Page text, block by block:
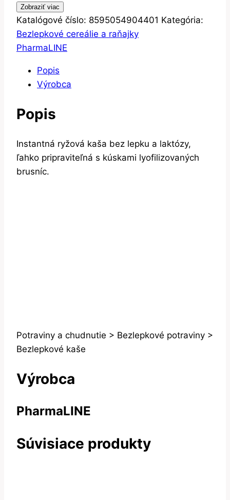
Zobraziť viac
Katalógové číslo: 8595054904401 Kategória:
Bezlepkové cereálie a raňajky
PharmaLINE
Popis
Výrobca
Popis
Instantná ryžová kaša bez lepku a laktózy,
ľahko pripraviteľná s kúskami lyofilizovaných
brusníc.
Potraviny a chudnutie > Bezlepkové potraviny >
Bezlepkové kaše
Výrobca
PharmaLINE
Súvisiace produkty